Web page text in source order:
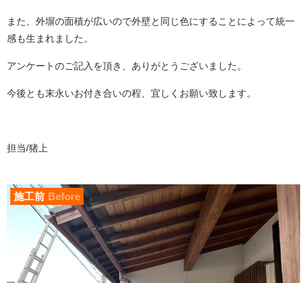
また、外塀の面積が広いので外壁と同じ色にすることによって統一
感も生まれました。
アンケートのご記入を頂き、ありがとうございました。
今後とも末永いお付き合いの程、宜しくお願い致します。
担当/猪上
施工前 Before